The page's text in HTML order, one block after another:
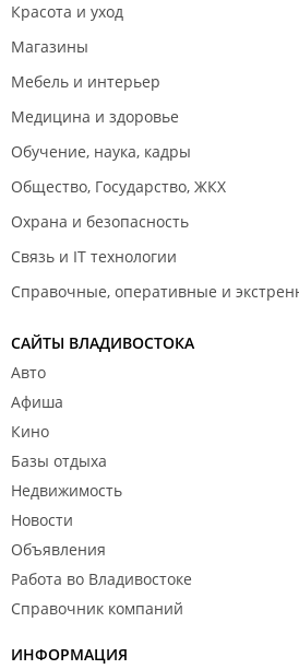
Красота и уход
Магазины
Мебель и интерьер
Медицина и здоровье
Обучение, наука, кадры
Общество, Государство, ЖКХ
Охрана и безопасность
Связь и IT технологии
Справочные, оперативные и
САЙТЫ ВЛАДИВОСТОКА
Авто
Афиша
Кино
Базы отдыха
Недвижимость
Новости
Объявления
Работа во Владивостоке
Справочник компаний
ИНФОРМАЦИЯ